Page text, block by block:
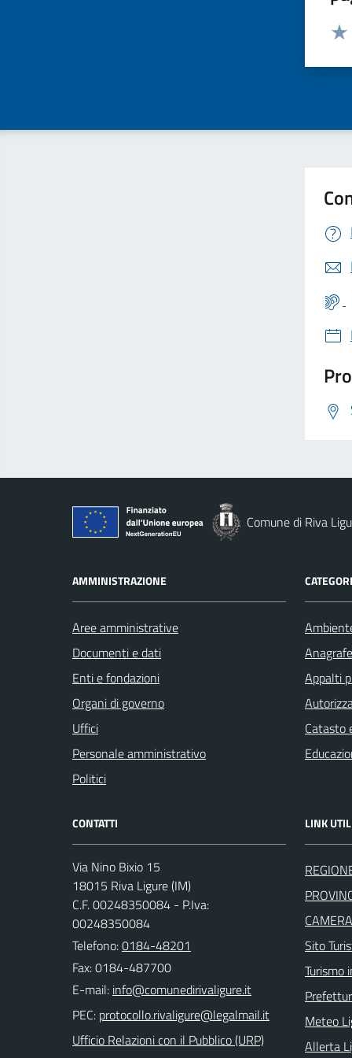
Comune di Riva
AMMINISTRAZIONE
Aree amministrative
Documenti e dati
Enti e fondazioni
Organi di governo
Uffici
Personale amministrativo
Politici
Appalti
Catasto
CONTATTI
Via Nino Bixio 15
18015 Riva Ligure (IM)
C.F. 00248350084 - P.Iva:
00248350084
Telefono:0184-48201
Fax: 0184-487700
E-mail:
PEC:
Ufficio Relazioni con il Pubblico (URP)
LINK
Sito
Turismo
Meteo
Allerta